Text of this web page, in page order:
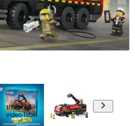
thumbnail-
video-label